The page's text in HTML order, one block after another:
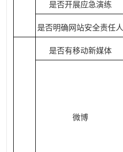
是否开展应急演练
是否明确网站安全责任人
是否有移动新媒体
微博